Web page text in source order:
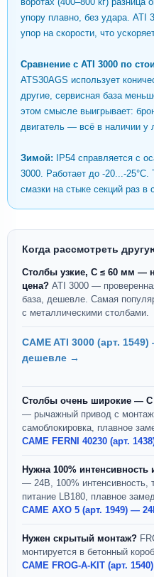
упору плавно, без удара. ATI
упор на скорости, что
Сравнение с ATI 3000 по
ATS30AGS использует
другие, сервисная база
этом смысле выигрывает:
двигатель — всё в наличии у
Зимой: IP54 справляется с
3000. Работает до -20...-25°C.
смазки на стыке секций раз в
Когда рассмотреть
Столбы узкие, С ≤ 60 мм —
цена? ATI 3000 —
база, дешевле. Самая
с металлическими столбами.
CAME ATI 3000 (арт.
дешевле →
Столбы очень широкие —
— рычажный привод с
самоблокировка, плавное
CAME FERNI 40230 (арт.
Нужна 100% интенсивность
— 24В, 100% интенсивность,
питание LB180, плавное
CAME AXO 5 (арт. 1949) —
Нужен скрытый монтаж?
монтируется в бетонный
CAME FROG-A-KIT (арт.